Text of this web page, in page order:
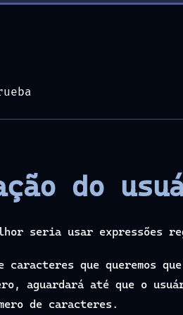
do
seria usar expressões
caracteres que queremos
aguardará até que o
de caracteres.